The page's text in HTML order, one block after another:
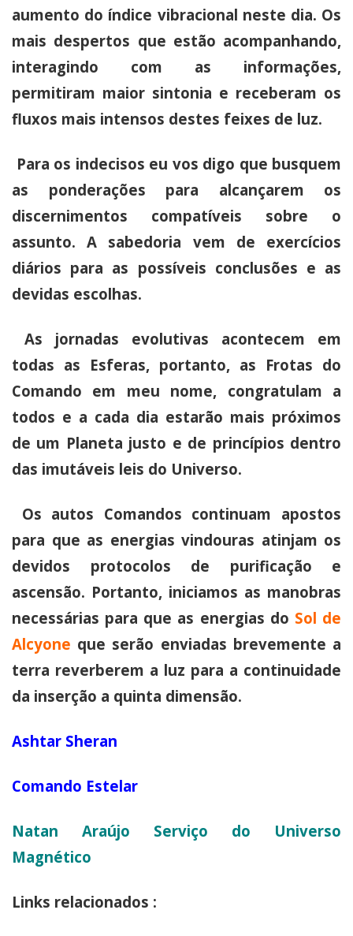
aumento do índice vibracional neste dia. Os
mais despertos que estão acompanhando,
interagindo com as informações,
permitiram maior sintonia e receberam os
fluxos mais intensos destes feixes de luz.
Para os indecisos eu vos digo que busquem
as ponderações para alcançarem os
discernimentos compatíveis sobre o
assunto. A sabedoria vem de exercícios
diários para as possíveis conclusões e as
devidas escolhas.
As jornadas evolutivas acontecem em
todas as Esferas, portanto, as Frotas do
Comando em meu nome, congratulam a
todos e a cada dia estarão mais próximos
de um Planeta justo e de princípios dentro
das imutáveis leis do Universo.
Os autos Comandos continuam apostos
para que as energias vindouras atinjam os
devidos protocolos de purificação e
ascensão. Portanto, iniciamos as manobras
necessárias para que as energias do Sol de
Alcyone que serão enviadas brevemente a
terra reverberem a luz para a continuidade
da inserção a quinta dimensão.
Ashtar Sheran
Comando Estelar
Natan Araújo Serviço do Universo
Magnético
Links relacionados :